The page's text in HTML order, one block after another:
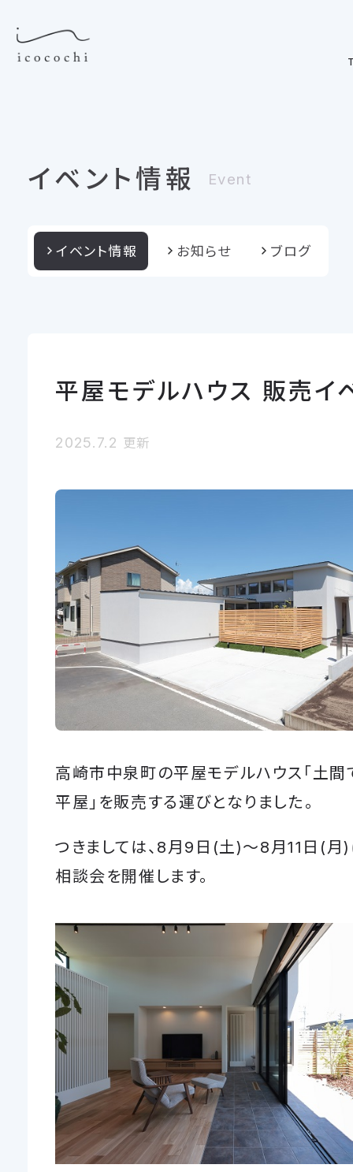
イベント情報 Event
イベント情報 お知らせ ブログ
平屋モデルハウス 販売イ
2025.7.2 更新
高崎市中泉町の平屋モデルハウス「土間
平屋」を販売する運びとなりました。
つきましては、8月9日(土)～8月11日(月)
相談会を開催します。